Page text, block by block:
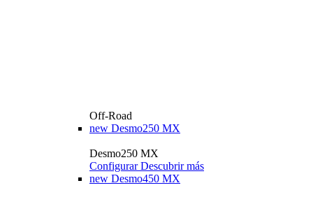
Off-Road
new Desmo250 MX
Desmo250 MX
Configurar Descubrir más
new Desmo450 MX